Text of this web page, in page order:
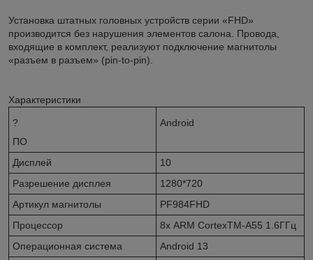
Установка штатных головных устройств серии «FHD»
производится без нарушения элементов салона. Провода,
входящие в комплект, реализуют подключение магнитолы
«разъем в разъем» (pin-to-pin).
Характеристики
?
ПО
Android
Дисплей
10
Разрешение дисплея
1280*720
Артикул магнитолы
PF984FHD
Процессор
8х ARM CortexTM-A55 1.6ГГц
Операционная система
Android 13